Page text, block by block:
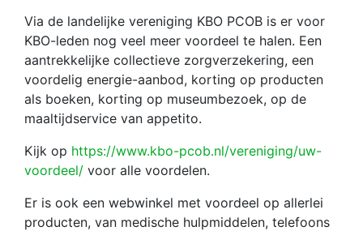
Via de landelijke vereniging KBO PCOB is er voor
KBO-leden nog veel meer voordeel te halen. Een
aantrekkelijke collectieve zorgverzekering, een
voordelig energie-aanbod, korting op producten
als boeken, korting op museumbezoek, op de
maaltijdservice van appetito.
Kijk op https://www.kbo-pcob.nl/vereniging/uw-
voordeel/ voor alle voordelen.
Er is ook een webwinkel met voordeel op allerlei
producten, van medische hulpmiddelen, telefoons